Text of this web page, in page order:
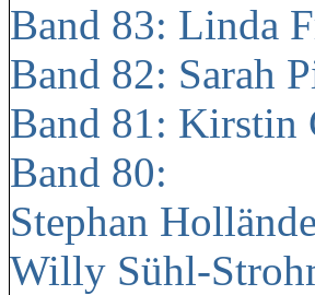
Band 83: Linda
Band 82: Sarah
Band 81: Kirstin
Band 80:
Stephan
Willy Sühl-